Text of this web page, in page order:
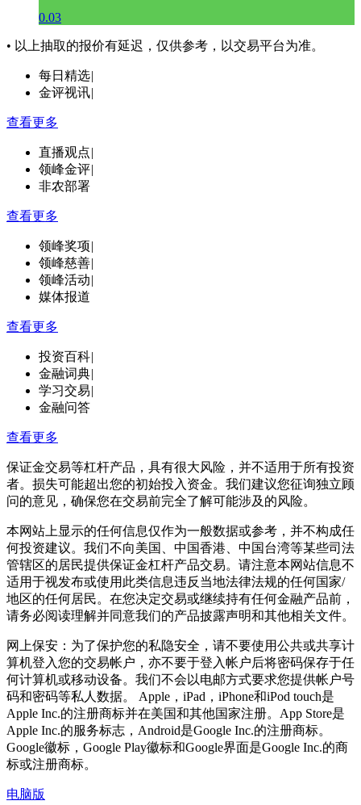
0.03
• 以上抽取的报价有延迟，仅供参考，以交易平台为准。
每日精选|
金评视讯|
查看更多
直播观点|
领峰金评|
非农部署
查看更多
领峰奖项|
领峰慈善|
领峰活动|
媒体报道
查看更多
投资百科|
金融词典|
学习交易|
金融问答
查看更多
保证金交易等杠杆产品，具有很大风险，并不适用于所有投资
者。损失可能超出您的初始投入资金。我们建议您征询独立顾
问的意见，确保您在交易前完全了解可能涉及的风险。
本网站上显示的任何信息仅作为一般数据或参考，并不构成任
何投资建议。我们不向美国、中国香港、中国台湾等某些司法
管辖区的居民提供保证金杠杆产品交易。请注意本网站信息不
适用于视发布或使用此类信息违反当地法律法规的任何国家/
地区的任何居民。在您决定交易或继续持有任何金融产品前，
请务必阅读理解并同意我们的产品披露声明和其他相关文件。
网上保安：为了保护您的私隐安全，请不要使用公共或共享计
算机登入您的交易帐户，亦不要于登入帐户后将密码保存于任
何计算机或移动设备。我们不会以电邮方式要求您提供帐户号
码和密码等私人数据。 Apple，iPad，iPhone和iPod touch是
Apple Inc.的注册商标并在美国和其他国家注册。App Store是
Apple Inc.的服务标志，Android是Google Inc.的注册商标。
Google徽标，Google Play徽标和Google界面是Google Inc.的商
标或注册商标。
电脑版